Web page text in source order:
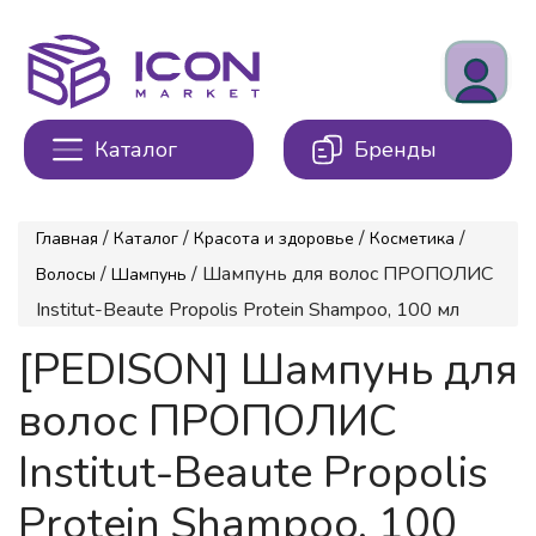
Каталог Бренды
Главная / Каталог / Красота и здоровье / Косметика /
Волосы / Шампунь / Шампунь для волос ПРОПОЛИС
Institut-Beaute Propolis Protein Shampoo, 100 мл
[PEDISON] Шампунь для
волос ПРОПОЛИС
Institut-Beaute Propolis